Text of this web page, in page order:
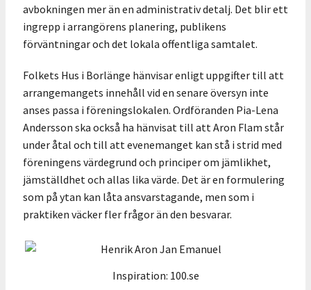
avbokningen mer än en administrativ detalj. Det blir ett
ingrepp i arrangörens planering, publikens
förväntningar och det lokala offentliga samtalet.
Folkets Hus i Borlänge hänvisar enligt uppgifter till att
arrangemangets innehåll vid en senare översyn inte
anses passa i föreningslokalen. Ordföranden Pia-Lena
Andersson ska också ha hänvisat till att Aron Flam står
under åtal och till att evenemanget kan stå i strid med
föreningens värdegrund och principer om jämlikhet,
jämställdhet och allas lika värde. Det är en formulering
som på ytan kan låta ansvarstagande, men som i
praktiken väcker fler frågor än den besvarar.
Inspiration: 100.se